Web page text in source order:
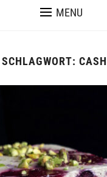
MENU
SCHLAGWORT: